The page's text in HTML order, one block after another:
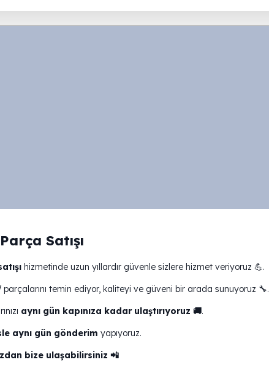
Satışı
hizmetinde uzun yıllardır güvenle sizlere hizmet veriyoruz 💪.
temin ediyor, kaliteyi ve güveni bir arada sunuyoruz 🔧.
aynı gün kapınıza kadar ulaştırıyoruz 🚚.
aynı gün gönderim yapıyoruz.
bize ulaşabilirsiniz 📲